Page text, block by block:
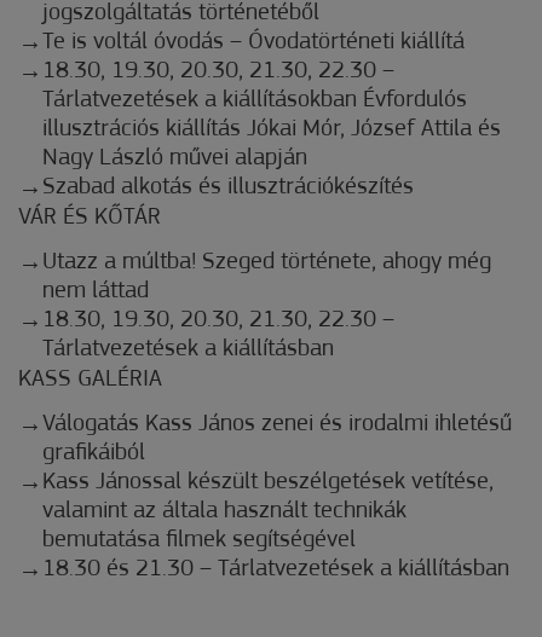
jogszolgáltatás történetéből
Te is voltál óvodás – Óvodatörténeti kiállítá
18.30, 19.30, 20.30, 21.30, 22.30 –
Tárlatvezetések a kiállításokban Évfordulós
illusztrációs kiállítás Jókai Mór, József Attila és
Nagy László művei alapján
Szabad alkotás és illusztrációkészítés
VÁR ÉS KŐTÁR
Utazz a múltba! Szeged története, ahogy még
nem láttad
18.30, 19.30, 20.30, 21.30, 22.30 –
Tárlatvezetések a kiállításban
KASS GALÉRIA
Válogatás Kass János zenei és irodalmi ihletésű
grafikáiból
Kass Jánossal készült beszélgetések vetítése,
valamint az általa használt technikák
bemutatása filmek segítségével
18.30 és 21.30 – Tárlatvezetések a kiállításban